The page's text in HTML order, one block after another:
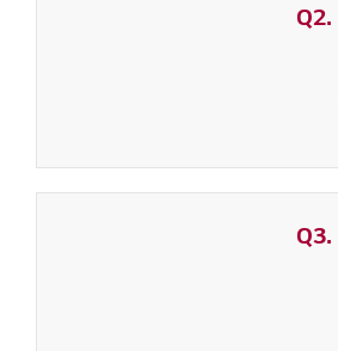
Q2.
Q3.